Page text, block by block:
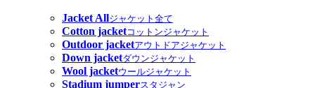
Jacket Allジャケット全て
Cotton jacketコットンジャケット
Outdoor jacketアウトドアジャケット
Down jacketダウンジャケット
Wool jacketウールジャケット
Stadium jumperスタジャン